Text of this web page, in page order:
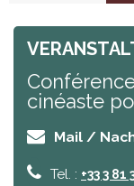
cinéaste
Mail /
Tel. : +33 3 81